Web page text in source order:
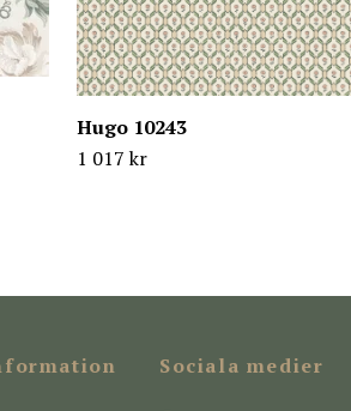
Hugo 10243
1 017 kr
Sociala medier